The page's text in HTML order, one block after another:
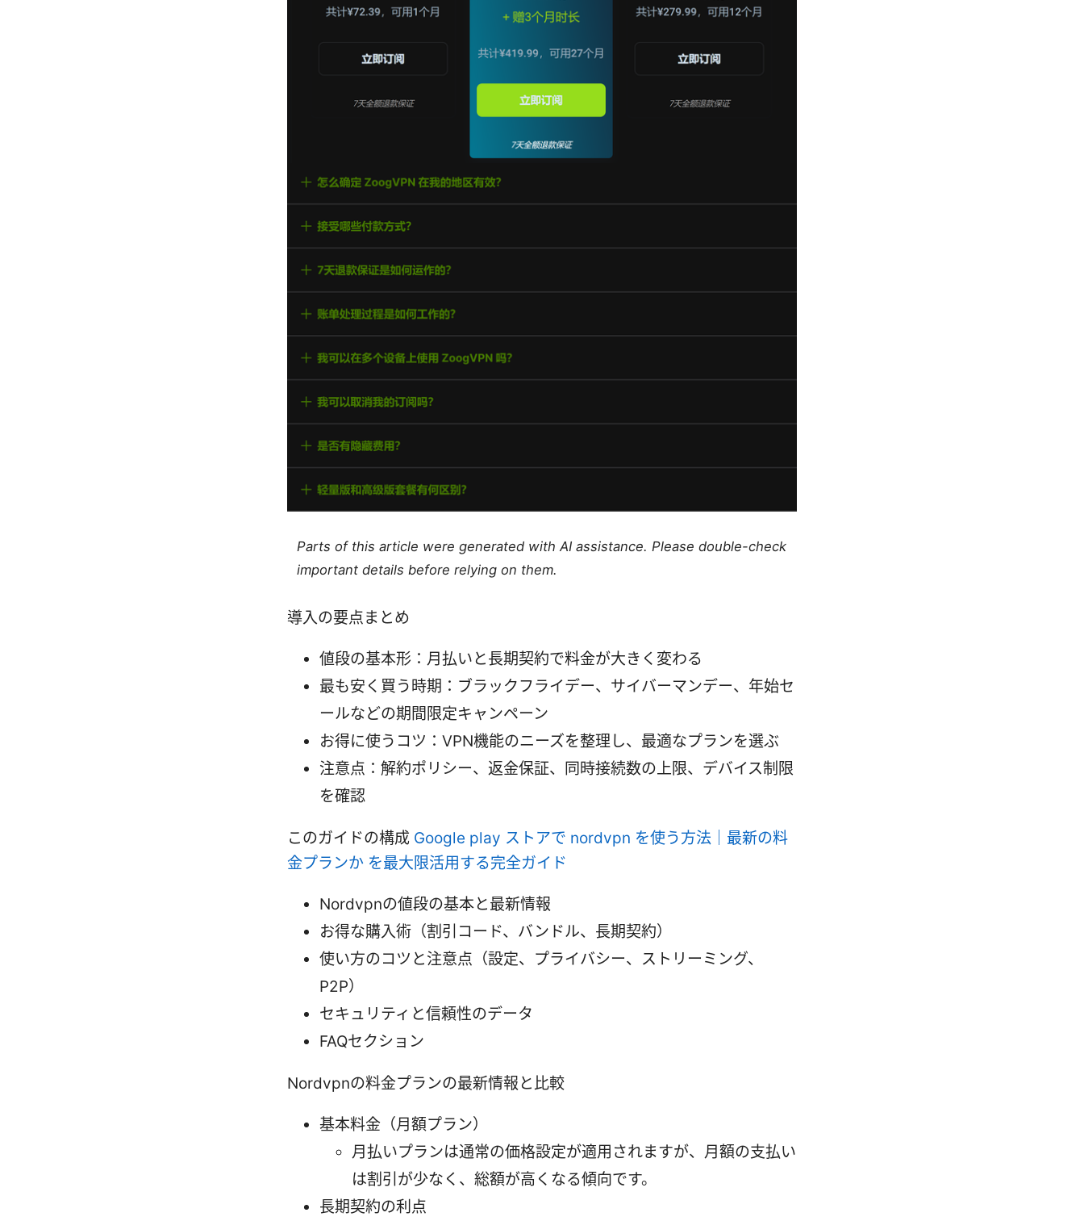
Parts of this article were generated with AI assistance. Please double-check
important details before relying on them.
導入の要点まとめ
値段の基本形：月払いと長期契約で料金が大きく変わる
最も安く買う時期：ブラックフライデー、サイバーマンデー、年始セ
ールなどの期間限定キャンペーン
お得に使うコツ：VPN機能のニーズを整理し、最適なプランを選ぶ
注意点：解約ポリシー、返金保証、同時接続数の上限、デバイス制限
を確認
このガイドの構成 Google play ストアで nordvpn を使う方法｜最新の料
金プランか を最大限活用する完全ガイド
Nordvpnの値段の基本と最新情報
お得な購入術（割引コード、バンドル、長期契約）
使い方のコツと注意点（設定、プライバシー、ストリーミング、
P2P）
セキュリティと信頼性のデータ
FAQセクション
Nordvpnの料金プランの最新情報と比較
基本料金（月額プラン）
月払いプランは通常の価格設定が適用されますが、月額の支払い
は割引が少なく、総額が高くなる傾向です。
長期契約の利点